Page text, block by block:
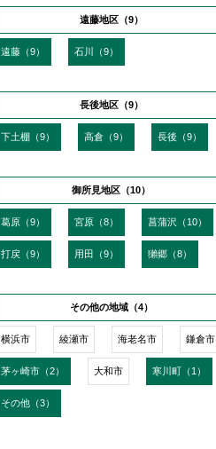
遠藤地区（9）
遠藤（9） 石川（9）
長後地区（9）
下土棚（9） 高倉（9） 長後（9）
御所見地区（10）
葛原（9） 宮原（8） 菖蒲沢（10）
打戻（9） 用田（9） 獺郷（8）
その他の地域（4）
横浜市 綾瀬市 海老名市 鎌倉市
茅ヶ崎市（2） 大和市 寒川町（1）
その他（3）